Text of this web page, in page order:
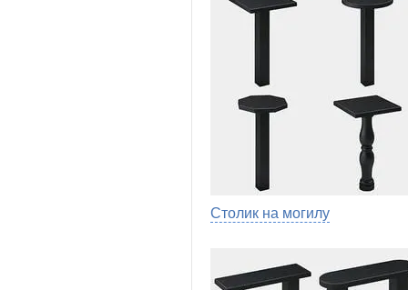
Столик на могилу